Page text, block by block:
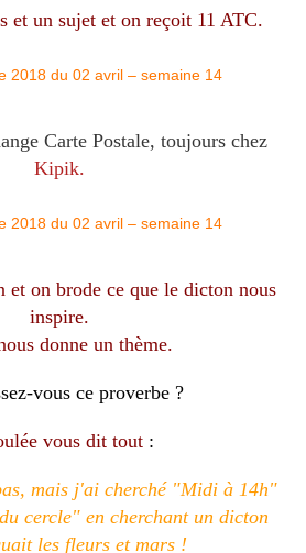
et un sujet et on reçoit 11 ATC.
Carte Postale, toujours chez
Kipik.
on brode ce que le dicton nous
inspire.
donne un thème.
vous ce proverbe ?
vous dit tout :
mais j'ai cherché "Midi à 14h"
cercle" en cherchant un dicton
les fleurs et mars !